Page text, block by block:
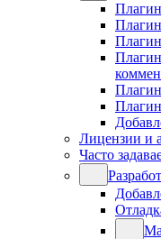
Лицензии и
Часто